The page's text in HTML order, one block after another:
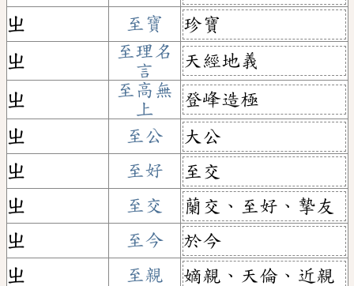
ㄓ
至寶
珍寶
ㄓ
至理名
言
天經地義
ㄓ
至高無
上
登峰造極
ㄓ
至公
大公
ㄓ
至好
至交
ㄓ
至交
蘭交、至好、摯友
ㄓ
至今
於今
ㄓ
至親
嫡親、天倫、近親